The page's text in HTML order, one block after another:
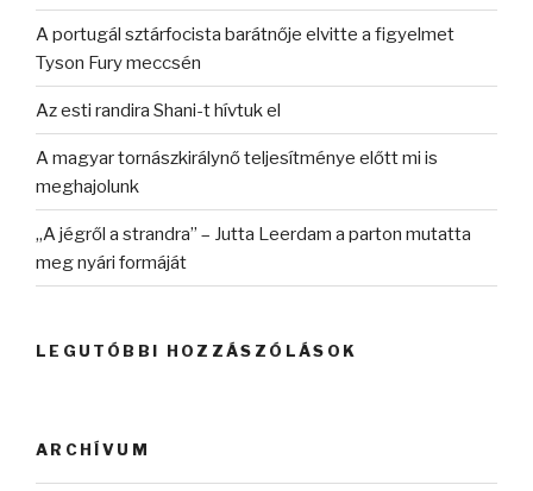
A portugál sztárfocista barátnője elvitte a figyelmet
Tyson Fury meccsén
Az esti randira Shani-t hívtuk el
A magyar tornászkirálynő teljesítménye előtt mi is
meghajolunk
„A jégről a strandra” – Jutta Leerdam a parton mutatta
meg nyári formáját
LEGUTÓBBI HOZZÁSZÓLÁSOK
ARCHÍVUM